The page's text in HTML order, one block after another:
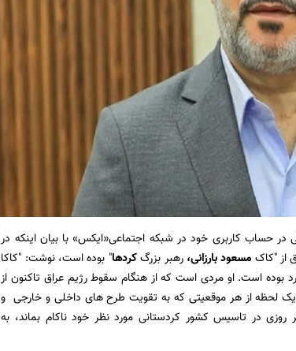
در حساب کاربری خود در شبکه اجتماعی«ایکس» با بیان اینکه در
از "کاک مسعود بارزانی، رهبر بزرگکردها" بوده است، نوشت: "کاکا
بوده است. او مردی است که از هنگام سقوط رژیم عراق تاکنون از
لحظه از هر موقعیتی که به تقویت طرح های داخلی و خارجی و
در تاسیس کشور کردستانی مورد نظر خود ناکام بماند، به